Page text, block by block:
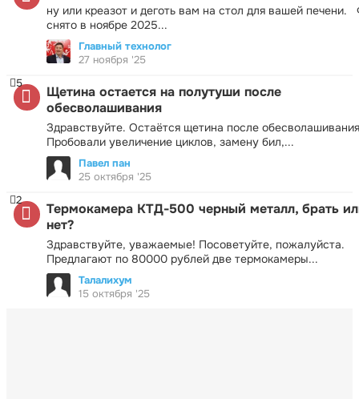
ну или креазот и деготь вам на стол для вашей печени.
снято в ноябре 2025...
Главный технолог
27 ноября '25
Щетина остается на полутуши после
обесволашивания
Здравствуйте. Остаётся щетина после
Пробовали увеличение циклов, замену бил,...
5
Павел пан
25 октября '25
Термокамера КТД-500 черный металл, брать
нет?
Здравствуйте, уважаемые! Посоветуйте, пожалуйста.
Предлагают по 80000 рублей две термокамеры...
2
Талалихум
15 октября '25